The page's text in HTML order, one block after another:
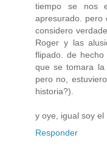
tiempo se nos
apresurado. pero
considero
Roger y las
flipado. de
que se tomara la
pero no,
historia?).
y oye, igual soy el
Responder